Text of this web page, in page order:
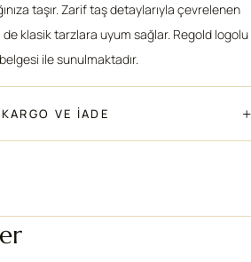
taşır. Zarif taş detaylarıyla çevrelenen
klasik tarzlara uyum sağlar. Regold logolu
ile sunulmaktadır.
KARGO VE İADE +